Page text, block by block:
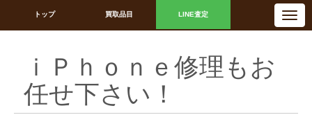
トップ 買取品目 LINE査定
N
a
v
ｉＰｈｏｎｅ修理もお
任せ下さい！